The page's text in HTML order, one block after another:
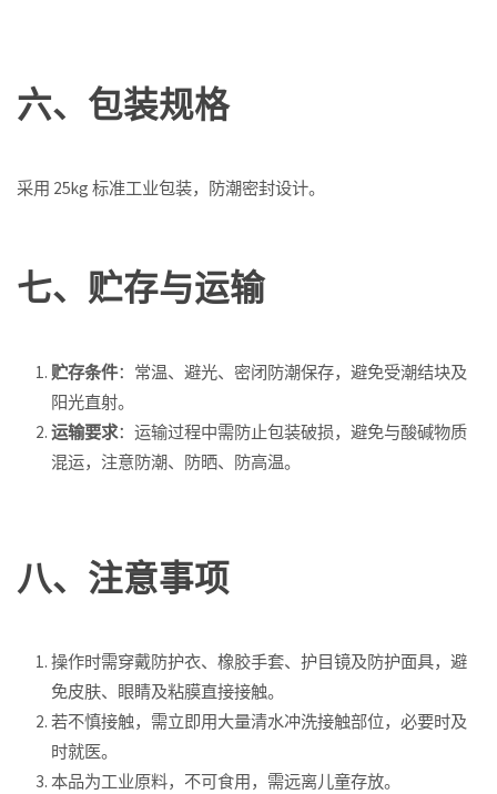
六、包装规格
采用 25kg 标准工业包装，防潮密封设计。
七、贮存与运输
贮存条件：常温、避光、密闭防潮保存，避免受潮结块及
阳光直射。
运输要求：运输过程中需防止包装破损，避免与酸碱物质
混运，注意防潮、防晒、防高温。
八、注意事项
操作时需穿戴防护衣、橡胶手套、护目镜及防护面具，避
免皮肤、眼睛及粘膜直接接触。
若不慎接触，需立即用大量清水冲洗接触部位，必要时及
时就医。
本品为工业原料，不可食用，需远离儿童存放。